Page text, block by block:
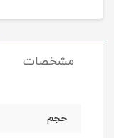
مشخصات
حجم